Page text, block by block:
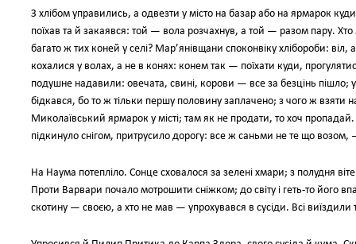
З хлібом управились, а одвезти у місто на базар або на ярмарок
поїхав та й закаявся: той — вола розчахнув, а той — разом пару.
багато ж тих коней у селі? Мар’янівщани споконвіку хлібороби:
кохалися у волах, а не в конях: конем так — поїхати куди,
подушне надавили: овечата, свині, корови — все за безцінь пішло;
бідкався, бо то ж тільки першу половину заплачено; з чого ж взяти
Миколаївський ярмарок у місті; там як не продати, то хоч
підкинуло снігом, притрусило дорогу: все ж саньми не те що
На Наума потепліло. Сонце сховалося за зелені хмари; з полудня
Проти Варвари почало мотрошити сніжком; до світу і геть-то його
скотину — своєю, а хто не мав — упрохувався в сусіди. Всі